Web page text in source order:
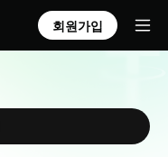
회원가입